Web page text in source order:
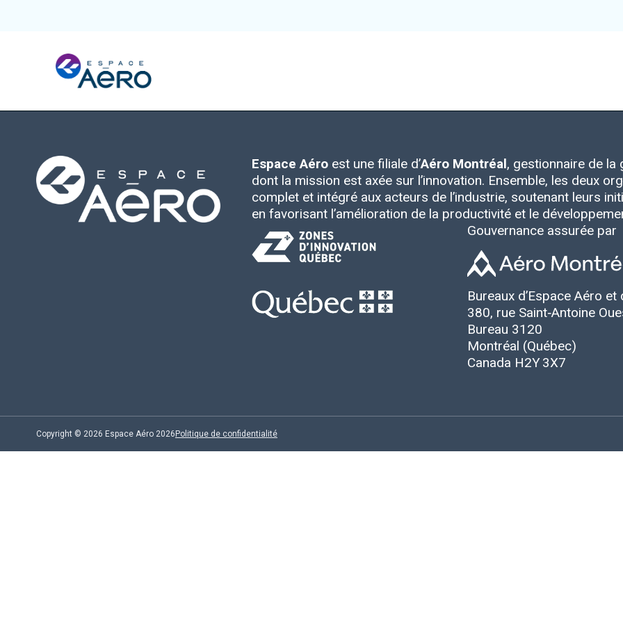
À propos
Pôles et chantiers
Initiatives
Espace Aéro est une filiale d’Aéro Montréal, gestionnaire de
dont la mission est axée sur l’innovation. Ensemble, les deux
complet et intégré aux acteurs de l’industrie, soutenant leurs
en favorisant l’amélioration de la productivité et le
Gouvernance assurée par
Bureaux d’Espace Aéro et
380, rue Saint‑Antoine
Bureau 3120
Montréal (Québec)
Canada H2Y 3X7
Copyright © 2026 Espace Aéro 2026 Politique de confidentialité